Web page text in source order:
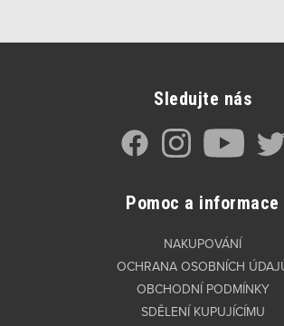
Sledujte nás
Pomoc a informace
NAKUPOVÁNÍ
OCHRANA OSOBNÍCH
OBCHODNÍ PODMÍNKY
SDĚLENÍ KUPUJÍCÍMU